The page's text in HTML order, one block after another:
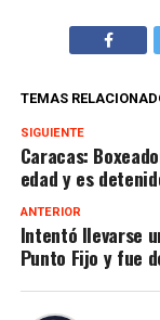
TEMAS
SIGUIENTE
Caracas:
edad y es
ANTERIOR
Intentó llevarse
Punto Fijo y fue